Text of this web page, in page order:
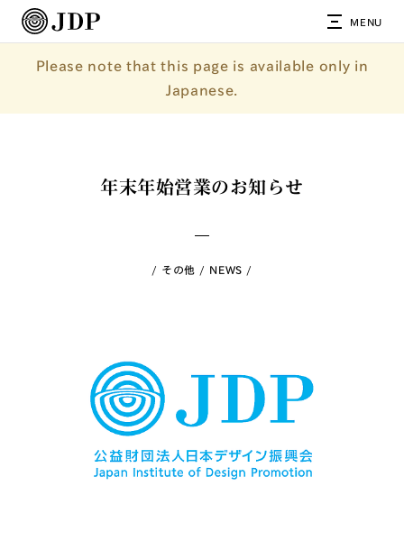
MENU
Please note that this page is available only in
Japanese.
年末年始営業のお知らせ
その他 NEWS